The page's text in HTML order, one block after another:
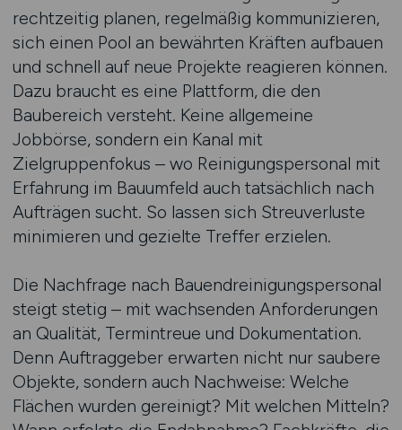
rechtzeitig planen, regelmäßig kommunizieren,
sich einen Pool an bewährten Kräften aufbauen
und schnell auf neue Projekte reagieren können.
Dazu braucht es eine Plattform, die den
Baubereich versteht. Keine allgemeine
Jobbörse, sondern ein Kanal mit
Zielgruppenfokus – wo Reinigungspersonal mit
Erfahrung im Bauumfeld auch tatsächlich nach
Aufträgen sucht. So lassen sich Streuverluste
minimieren und gezielte Treffer erzielen.
Die Nachfrage nach Bauendreinigungspersonal
steigt stetig – mit wachsenden Anforderungen
an Qualität, Termintreue und Dokumentation.
Denn Auftraggeber erwarten nicht nur saubere
Objekte, sondern auch Nachweise: Welche
Flächen wurden gereinigt? Mit welchen Mitteln?